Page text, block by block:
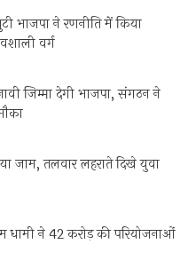
भाजपा ने रणनीति में किया
वर्ग
जिम्मा देगी भाजपा, संगठन ने
जाम, तलवार लहराते दिखे युवा
धामी ने 42 करोड़ की परियोजनाओं